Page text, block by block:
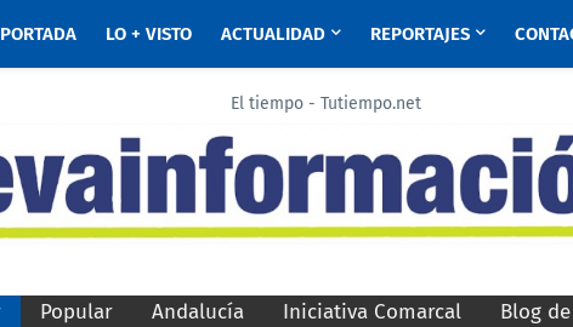
PORTADA LO + VISTO ACTUALIDAD REPORTAJES
El tiempo - Tutiempo.net
Popular Andalucía Iniciativa Comarcal Blog